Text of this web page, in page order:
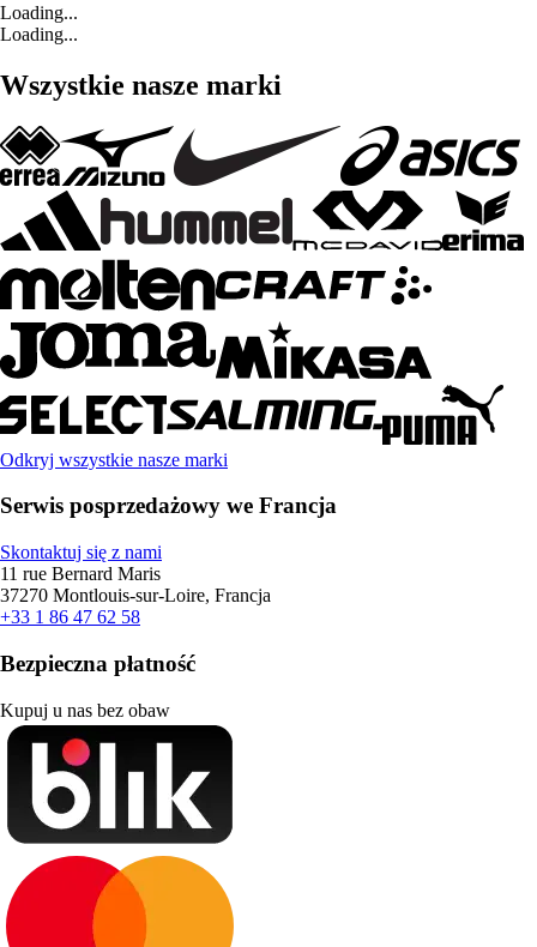
Loading...
Loading...
Wszystkie nasze marki
Odkryj wszystkie nasze marki
Serwis posprzedażowy we Francja
Skontaktuj się z nami
11 rue Bernard Maris
37270 Montlouis-sur-Loire, Francja
+33 1 86 47 62 58
Bezpieczna płatność
Kupuj u nas bez obaw